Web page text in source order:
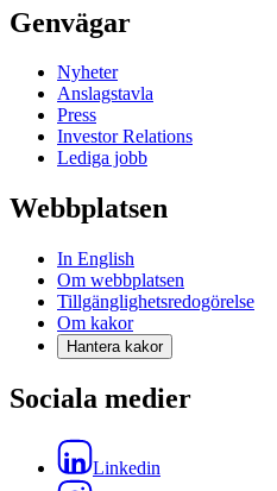
Genvägar
Nyheter
Anslagstavla
Press
Investor Relations
Lediga jobb
Webbplatsen
In English
Om webbplatsen
Tillgänglighetsredogörelse
Om kakor
Hantera kakor
Sociala medier
Linkedin